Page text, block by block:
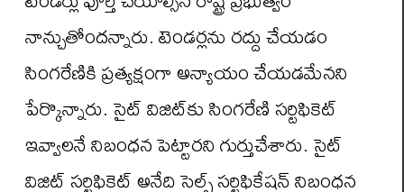
నాన్చుతోందన్నారు. టెండర్లను రద్దు చేయడం
సింగరేణికి ప్రత్యక్షంగా అన్యాయం చేయడమేనని
పేర్కొన్నారు. సైట్ విజిట్‌కు సింగరేణి సర్టిఫికెట్
ఇవ్వాలనే నిబంధన పెట్టారని గుర్తుచేశారు. సైట్
విజిట్ సర్టిఫికెట్ అనేది సెల్ఫ్ సర్టిఫికేషన్ నిబంధన